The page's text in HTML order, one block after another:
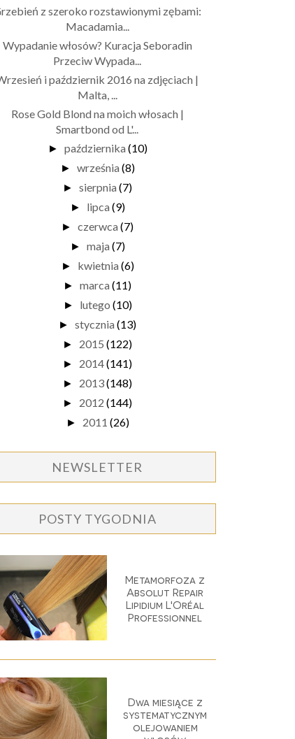
z szeroko rozstawionymi zębami:
Macadamia...
Wypadanie włosów? Kuracja Seboradin
Przeciw Wypada...
i październik 2016 na zdjęciach |
Malta, ...
Rose Gold Blond na moich włosach |
Smartbond od L'...
► października (10)
► września (8)
► sierpnia (7)
► lipca (9)
► czerwca (7)
► maja (7)
► kwietnia (6)
► marca (11)
► lutego (10)
► stycznia (13)
► 2015 (122)
► 2014(141)
► 2013(148)
► 2012 (144)
► 2011 (26)
NEWSLETTER
POSTY TYGODNIA
Metamorfoza z
Absolut Repair
Lipidium L'Oréal
Professionnel
Dwa miesiące z
systematycznym
olejowaniem